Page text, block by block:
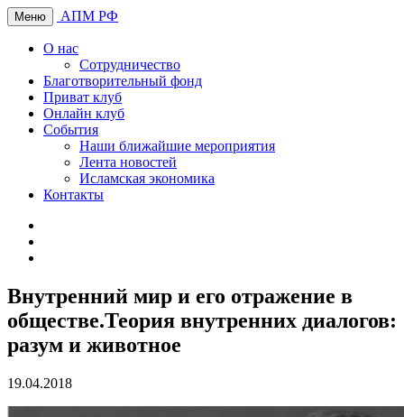
Меню АПМ РФ
О нас
Сотрудничество
Благотворительный фонд
Приват клуб
Онлайн клуб
События
Наши ближайшие мероприятия
Лента новостей
Исламская экономика
Контакты
Внутренний мир и его отражение в
обществе.Теория внутренних диалогов:
разум и животное
19.04.2018